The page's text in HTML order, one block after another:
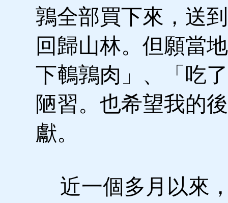
鶉全部買下來，送
回歸山林。但願當
下鵪鶉肉」、「吃
陋習。也希望我的
獻。
近一個多月以來